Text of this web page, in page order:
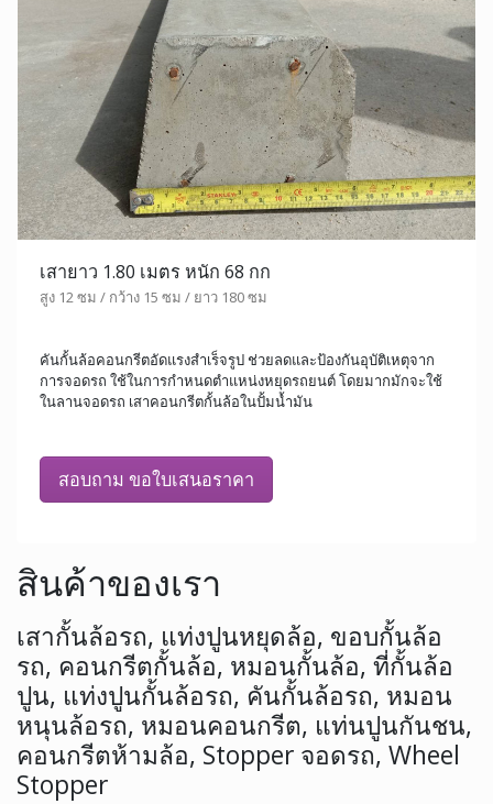
เสายาว 1.80 เมตร หนัก 68 กก
สูง 12 ซม / กว้าง 15 ซม / ยาว 180 ซม
คันกั้นล้อคอนกรีตอัดแรงสำเร็จรูป ช่วยลดและป้องกันอุบัติเหตุจาก
การจอดรถ ใช้ในการกำหนดตำแหน่งหยุดรถยนต์ โดยมากมักจะใช้
ในลานจอดรถ เสาคอนกรีตกั้นล้อในปั้มน้ำมัน
สอบถาม ขอใบเสนอราคา
สินค้าของเรา
เสากั้นล้อรถ, แท่งปูนหยุดล้อ, ขอบกั้นล้อ
รถ, คอนกรีตกั้นล้อ, หมอนกั้นล้อ, ที่กั้นล้อ
ปูน, แท่งปูนกั้นล้อรถ, คันกั้นล้อรถ, หมอน
หนุนล้อรถ, หมอนคอนกรีต, แท่นปูนกันชน,
คอนกรีตห้ามล้อ, Stopper จอดรถ, Wheel
Stopper